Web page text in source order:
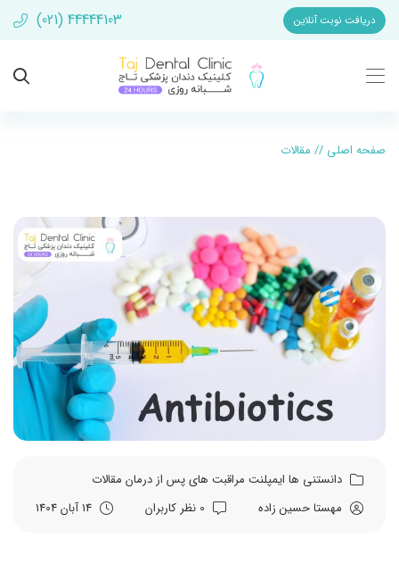
دریافت نوبت آنلاین (021) 44444103
صفحه اصلی // مقالات
دانستنی ها ایمپلنت مراقبت های پس از درمان مقالات
مهستا حسین زاده